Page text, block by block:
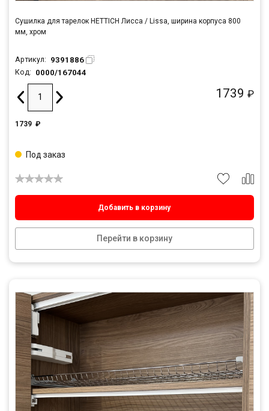
Сушилка для тарелок HETTICH Лисса / Lissa, ширина корпуса 800
мм, хром
Артикул: 9391886
Код: 0000/167044
1739 ₽
1739 ₽
Добавить в корзину
Перейти в корзину
Под заказ